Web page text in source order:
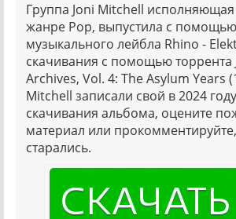
Группа Joni Mitchell
жанре Pop, выпустила с помощью
музыкального лейбла Rhino -
скачивания с помощью торрента
Archives, Vol. 4: The Asylum Years
Mitchell записали свой в 2024
скачивания альбома, оцените
материал или
старались.